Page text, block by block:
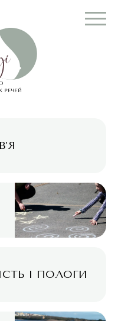
І ПОЛОГИ